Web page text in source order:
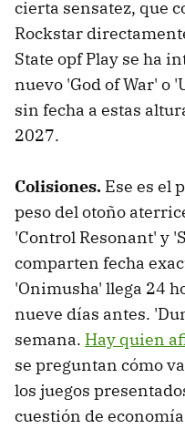
cierta sensatez, que
Rockstar
State opf Play se ha
nuevo 'God of War' o
sin fecha a estas
2027.
Colisiones. Ese es el
peso del otoño
'Control Resonant' y
comparten fecha
'Onimusha' llega 24
nueve días antes.
semana. Hay quien
se preguntan cómo
los juegos
cuestión de